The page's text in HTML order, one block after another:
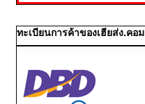
ทะเบียนการค้าของเฮียส่ง.คอม